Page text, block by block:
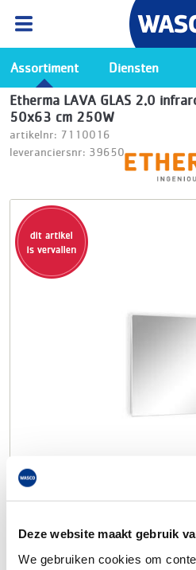
Deze website maakt gebruik
We gebruiken cookies om
Ga naar de Wasco app
Assortiment Diensten
Etherma LAVA GLAS 2.0
50x63 cm 250W
artikelnr: 7110016
leveranciersnr: 39650